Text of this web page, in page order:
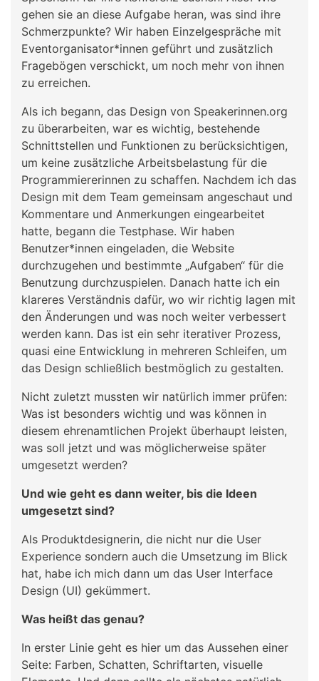
gehen sie an diese Aufgabe heran, was sind ihre
Schmerzpunkte? Wir haben Einzelgespräche mit
Eventorganisator*innen geführt und zusätzlich
Fragebögen verschickt, um noch mehr von ihnen
zu erreichen.
Als ich begann, das Design von Speakerinnen.org
zu überarbeiten, war es wichtig, bestehende
Schnittstellen und Funktionen zu berücksichtigen,
um keine zusätzliche Arbeitsbelastung für die
Programmiererinnen zu schaffen. Nachdem ich das
Design mit dem Team gemeinsam angeschaut und
Kommentare und Anmerkungen eingearbeitet
hatte, begann die Testphase. Wir haben
Benutzer*innen eingeladen, die Website
durchzugehen und bestimmte „Aufgaben“ für die
Benutzung durchzuspielen. Danach hatte ich ein
klareres Verständnis dafür, wo wir richtig lagen mit
den Änderungen und was noch weiter verbessert
werden kann. Das ist ein sehr iterativer Prozess,
quasi eine Entwicklung in mehreren Schleifen, um
das Design schließlich bestmöglich zu gestalten.
Nicht zuletzt mussten wir natürlich immer prüfen:
Was ist besonders wichtig und was können in
diesem ehrenamtlichen Projekt überhaupt leisten,
was soll jetzt und was möglicherweise später
umgesetzt werden?
Und wie geht es dann weiter, bis die Ideen
umgesetzt sind?
Als Produktdesignerin, die nicht nur die User
Experience sondern auch die Umsetzung im Blick
hat, habe ich mich dann um das User Interface
Design (UI) gekümmert.
Was heißt das genau?
In erster Linie geht es hier um das Aussehen einer
Seite: Farben, Schatten, Schriftarten, visuelle